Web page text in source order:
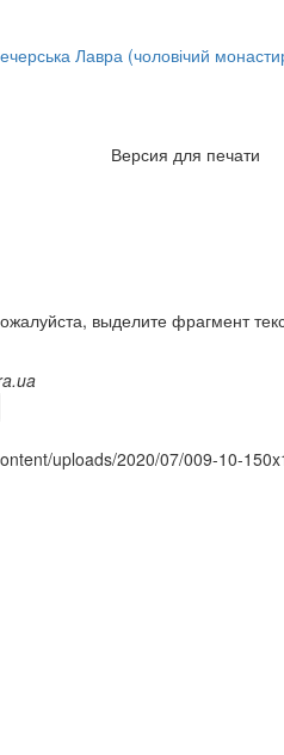
Лавра (чоловічий
Версия для печати
выделите фрагмент
uploads/2020/07/009-10-